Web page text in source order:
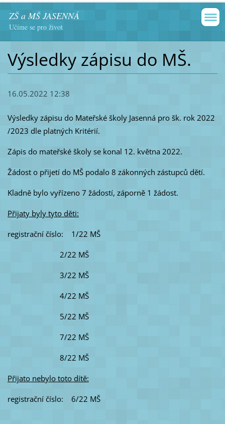
ZŠ a MŠ JASENNÁ
Učíme se pro život
Výsledky zápisu do MŠ.
16.05.2022 12:38
Výsledky zápisu do Mateřské školy Jasenná pro šk. rok 2022
/2023 dle platných Kritérií.
Zápis do mateřské školy se konal 12. května 2022.
Žádost o přijetí do MŠ podalo 8 zákonných zástupců dětí.
Kladně bylo vyřízeno 7 žádostí, záporně 1 žádost.
Přijaty byly tyto děti:
registrační číslo: 1/22 MŠ
2/22 MŠ
3/22 MŠ
4/22 MŠ
5/22 MŠ
7/22 MŠ
8/22 MŠ
Přijato nebylo toto dítě:
registrační číslo: 6/22 MŠ